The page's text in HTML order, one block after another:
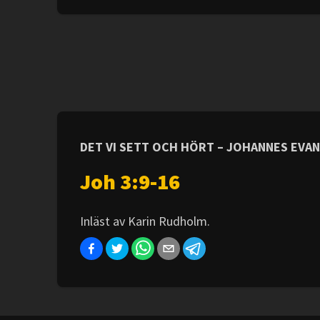
DET VI SETT OCH HÖRT – JOHANNES
Joh 3:9-16
Inläst av Karin Rudholm.